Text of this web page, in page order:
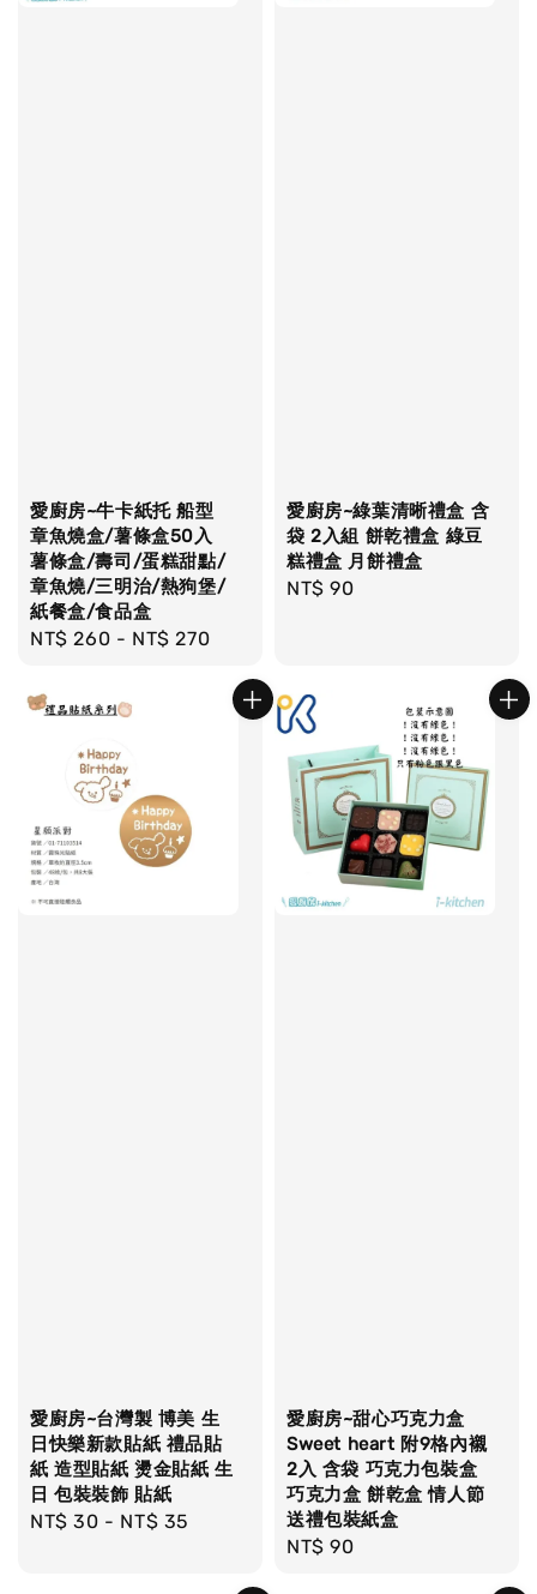
愛廚房~牛卡紙托 船型
章魚燒盒/薯條盒50入
薯條盒/壽司/蛋糕甜點/
章魚燒/三明治/熱狗堡/
紙餐盒/食品盒
Regular
NT$ 260 - NT$ 270
愛廚房~綠葉清晰禮盒 含
袋 2入組 餅乾禮盒 綠豆
糕禮盒 月餅禮盒
Regular
NT$ 90
愛廚房~台灣製 博美 生
日快樂新款貼紙 禮品貼
紙 造型貼紙 燙金貼紙 生
日 包裝裝飾 貼紙
Regular
NT$ 30 - NT$ 35
愛廚房~甜心巧克力盒
Sweet heart 附9格內襯
2入 含袋 巧克力包裝盒
巧克力盒 餅乾盒 情人節
送禮包裝紙盒
Regular
NT$ 90